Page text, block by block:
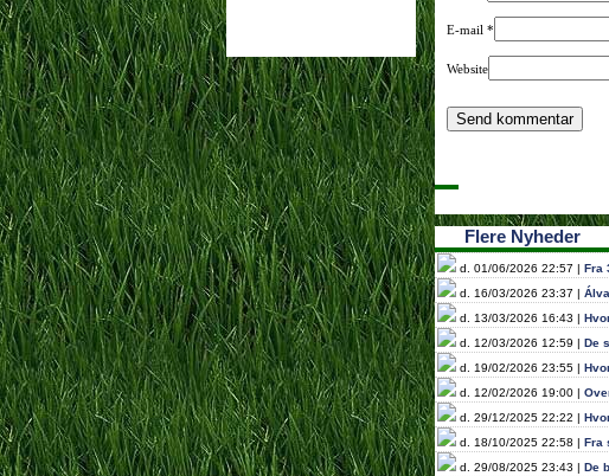
E-mail *
Website
Flere Nyheder
d. 01/06/2026 22:57 | Fra
d. 16/03/2026 23:37 |
d. 13/03/2026 16:43 |
d. 12/03/2026 12:59 | De
d. 19/02/2026 23:55 |
d. 12/02/2026 19:00 |
d. 29/12/2025 22:22 |
d. 18/10/2025 22:58 | Fra
d. 29/08/2025 23:43 | De